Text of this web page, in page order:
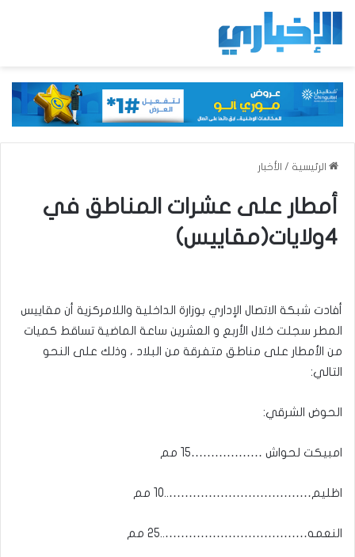
الرئيسية / الأخبار
أمطار على عشرات المناطق في
4ولايات(مقاييس)
أفادت شبكة الاتصال الإداري بوزارة الداخلية واللامركزية أن مقاييس
المطر سجلت خلال الأربع و العشرين ساعة الماضية تساقط كميات
من الأمطار على مناطق متفرقة من البلاد ، وذلك على النحو
التالي:
الحوض الشرقي:
امبيكت لحواش ………………15 مم
اظليم………………………………..10 مم
النعمه………………………………..25 مم